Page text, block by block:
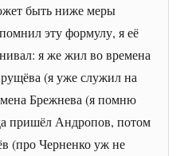
быть ниже меры
эту формулу, я её
я же жил во времена
(я уже служил на
Брежнева (я помню
пришёл Андропов, потом
(про Черненко уж не